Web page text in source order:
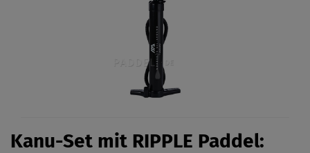
Kanu-Set mit RIPPLE Paddel: